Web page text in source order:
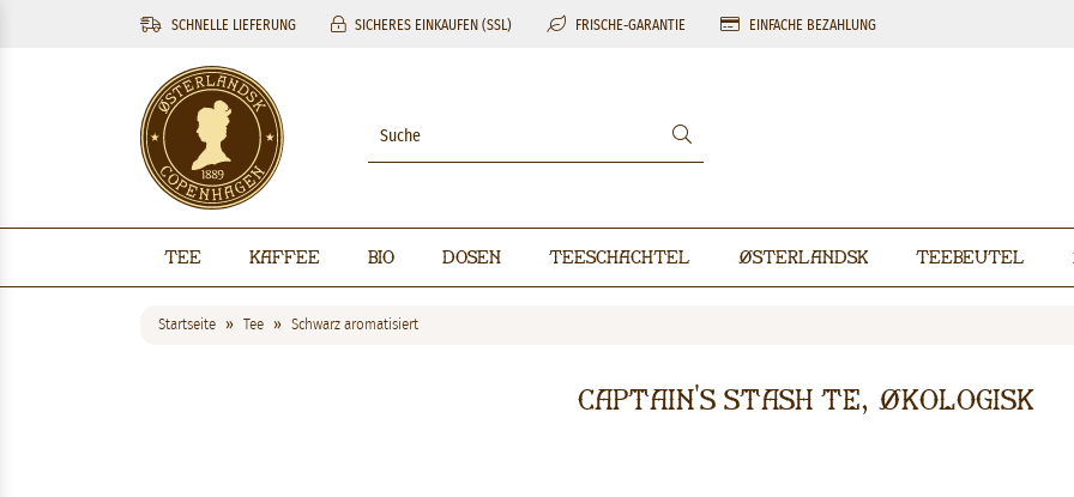
SCHNELLE LIEFERUNG SICHERES EINKAUFEN (SSL) FRISCHE-GARANTIE EINFACHE BEZAHLUNG
Tee Kaffee BIO Dosen Teeschachtel Østerlandsk Teebeutel
Startseite Tee Schwarz aromatisiert
Captain's Stash Te, Økologisk